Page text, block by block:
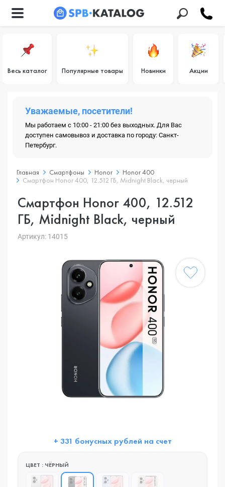
Весь каталог Популярные товары Новинки Акции
Уважаемые, посетители!
Мы работаем с 10:00 - 21:00 без выходных. Для Вас
доступен самовывоз и доставка по городу: Санкт-
Петербург.
Главная Смартфоны Honor
Honor 400
Смартфон Honor 400, 12.512 ГБ, Midnight Black, черный
Смартфон Honor 400, 12.512
ГБ, Midnight Black, черный
Артикул: 14015
+ 331 бонусных рублей на счет
ЦВЕТ : ЧЁРНЫЙ